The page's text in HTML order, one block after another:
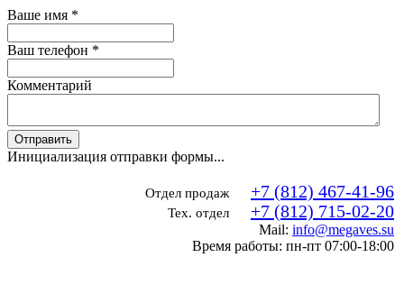
Ваше имя *
Ваш телефон *
Комментарий
Отправить
Инициализация отправки формы...
Отдел продаж +7 (812) 467-41-96
Тех. отдел +7 (812) 715-02-20
Mail: info@megaves.su
Время работы: пн-пт 07:00-18:00